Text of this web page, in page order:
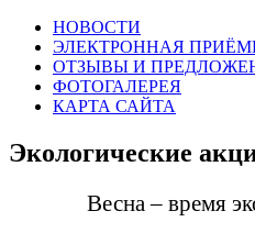
НОВОСТИ
ЭЛЕКТРОННАЯ
ОТЗЫВЫ И
ФОТОГАЛЕРЕЯ
КАРТА САЙТА
Экологические
Весна – время